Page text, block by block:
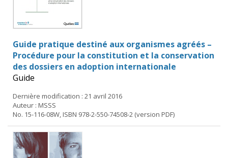
Guide pratique destiné aux organismes agréés –
Procédure pour la constitution et la conservation
des dossiers en adoption internationale
Guide
Dernière modification : 21 avril 2016
Auteur : MSSS
No. 15-116-08W, ISBN 978-2-550-74508-2 (version PDF)